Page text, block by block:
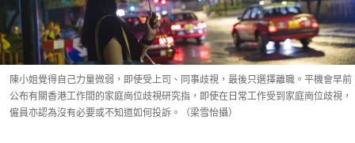
陳小姐覺得自己力量微弱，即使受上司、同事歧視，最後只選擇離職。平機會早前
公布有關香港工作間的家庭崗位歧視研究指，即使在日常工作受到家庭崗位歧視，
僱員亦認為沒有必要或不知道如何投訴。（梁雪怡攝）